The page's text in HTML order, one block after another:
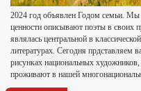
2024 год объявлен Годом семьи.
ценности описывают поэты в своих
являлась центральной в
литературах. Сегодня прдставляем
рисунках национальных
проживают в нашей